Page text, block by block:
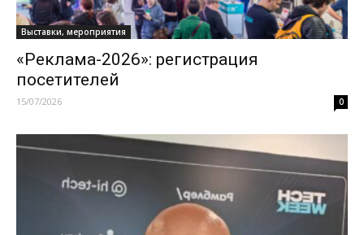
Выставки, мероприятия
«Реклама-2026»: регистрация
посетителей
15/07/2026 0